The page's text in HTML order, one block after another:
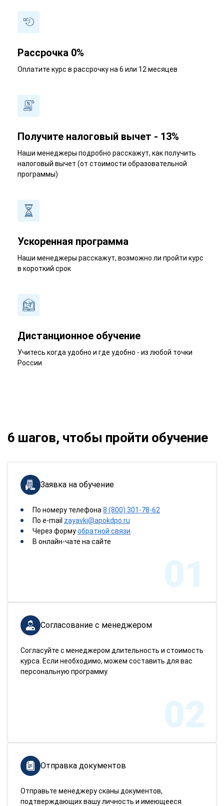
Рассрочка 0%
Оплатите курс в рассрочку на 6 или 12 месяцев
Получите налоговый вычет - 13%
Наши менеджеры подробно расскажут, как получить
налоговый вычет (от стоимости образовательной
программы)
Ускоренная программа
Наши менеджеры расскажут, возможно ли пройти курс
в короткий срок
Дистанционное обучение
Учитесь когда удобно и где удобно - из любой точки
России
6 шагов, чтобы пройти обучение
Заявка на обучение
По номеру телефона 8 (800) 301-78-62
По e-mail zayavki@apokdpo.ru
Через формуобратной связи
В онлайн-чате на сайте
01
Согласование с менеджером
Согласуйте с менеджером длительность и стоимость
курса. Если необходимо, можем составить для вас
персональную программу.
02
Отправка документов
Отправьте менеджеру сканы документов,
подтверждающих вашу личность и имеющееся